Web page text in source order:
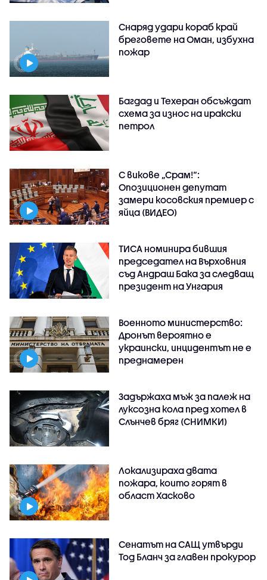
Снаряд удари кораб край
бреговете на Оман, избухна
пожар
Багдад и Техеран обсъждат
схема за износ на иракски
петрол
С викове „Срам!“:
Опозиционен депутат
замери косовския премиер с
яйца (ВИДЕО)
ТИСА номинира бившия
председател на Върховния
съд Андраш Бака за следващ
президент на Унгария
Военното министерство:
Дронът вероятно е
украински, инцидентът не е
преднамерен
Задържаха мъж за палеж на
луксозна кола пред хотел в
Слънчев бряг (СНИМКИ)
Локализираха двата
пожара, които горят в
област Хасково
Сенатът на САЩ утвърди
Тод Бланч за главен прокурор